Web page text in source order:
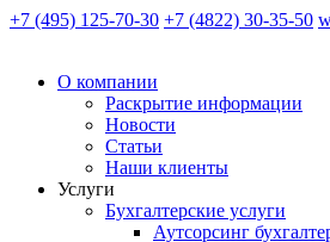
+7 (495) 125-70-30 +7 (4822) 30-35-50
О компании
Раскрытие информации
Новости
Статьи
Наши клиенты
Услуги
Бухгалтерские услуги
Аутсорсинг